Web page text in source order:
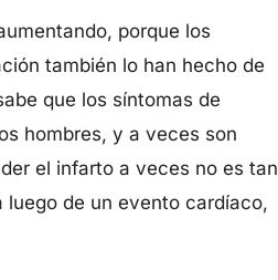
porque los
también lo han hecho de
que los síntomas de
hombres, y a veces son
el infarto a veces no es tan
de un evento cardíaco,